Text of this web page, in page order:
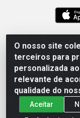
O nosso site
terceiros para
personalizada
relevante de
qualidade do
Aceitar
Esperança
Estância -